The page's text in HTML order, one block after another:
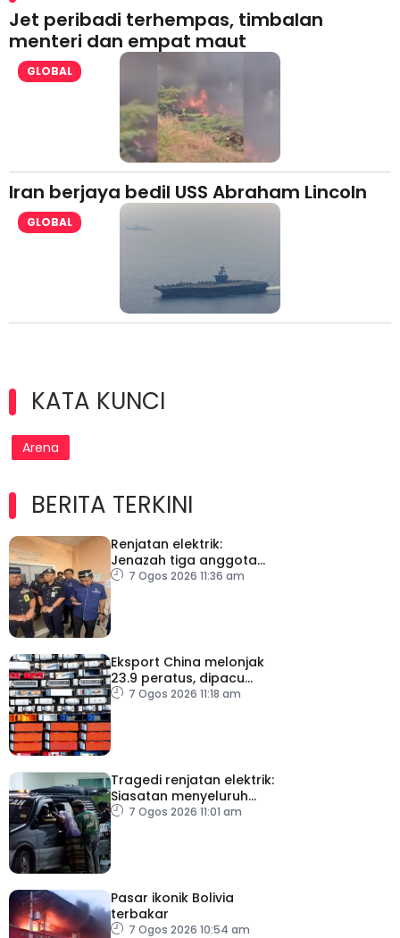
Jet peribadi terhempas, timbalan
menteri dan empat maut
GLOBAL
Iran berjaya bedil USS Abraham Lincoln
GLOBAL
KATA KUNCI
Arena
BERITA TERKINI
Renjatan elektrik:
Jenazah tiga anggota
polis dibawa pulang
7 Ogos 2026 11:36 am
Eksport China melonjak
23.9 peratus, dipacu
permintaan teknologi AI
7 Ogos 2026 11:18 am
Tragedi renjatan elektrik:
Siasatan menyeluruh
dijalankan
7 Ogos 2026 11:01 am
Pasar ikonik Bolivia
terbakar
7 Ogos 2026 10:54 am